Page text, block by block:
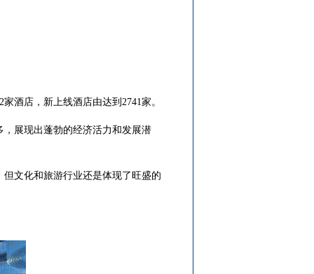
酒店，新上线酒店由达到2741家。
展现出蓬勃的经济活力和发展潜
文化和旅游行业还是体现了旺盛的